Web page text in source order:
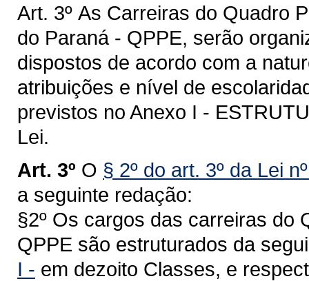
Art. 3º As Carreiras do Quadro
do Paraná - QPPE, serão
dispostos de acordo com a
atribuições e nível de
previstos no Anexo I -
Lei.
Art. 3º O § 2º do art. 3º da Lei
a seguinte redação:
§2º Os cargos das carreiras do
QPPE são estruturados da
I - em dezoito Classes, e